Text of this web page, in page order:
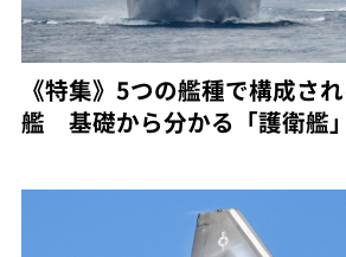
《特集》5つの艦種で構成さ
艦 基礎から分かる「護衛艦